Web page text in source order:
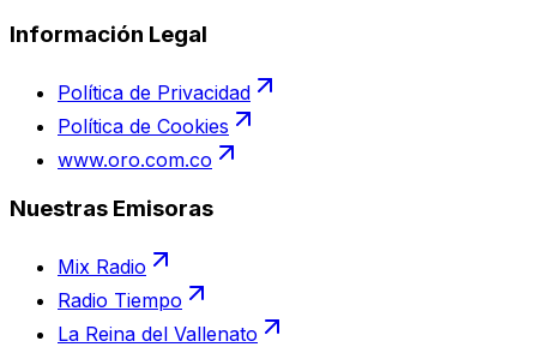
Información Legal
Política de Privacidad
Política de Cookies
www.oro.com.co
Nuestras Emisoras
Mix Radio
Radio Tiempo
La Reina del Vallenato